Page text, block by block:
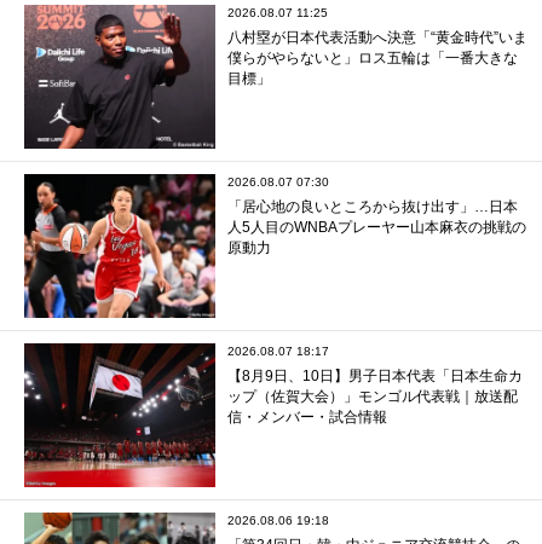
2026.08.07 11:25
八村塁が日本代表活動へ決意「“黄金時代”いま
僕らがやらないと」ロス五輪は「一番大きな
目標」
2026.08.07 07:30
「居心地の良いところから抜け出す」…日本
人5人目のWNBAプレーヤー山本麻衣の挑戦の
原動力
2026.08.07 18:17
【8月9日、10日】男子日本代表「日本生命カ
ップ（佐賀大会）」モンゴル代表戦｜放送配
信・メンバー・試合情報
2026.08.06 19:18